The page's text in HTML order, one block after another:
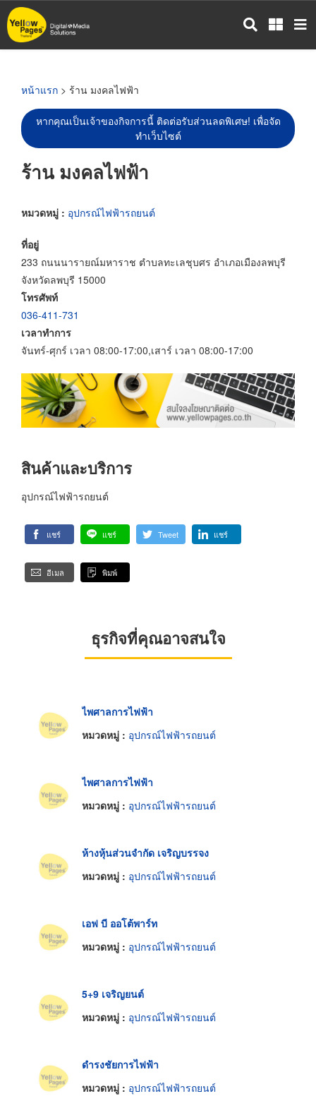
ข้าม
ไป
หน้าแรก > ร้าน มงคลไฟฟ้า
หากคุณเป็นเจ้าของกิจการนี้ ติดต่อรับส่วนลดพิเศษ! เพื่อจัด
ทำเว็บไซต์
ร้าน มงคลไฟฟ้า
หมวดหมู่ : อุปกรณ์ไฟฟ้ารถยนต์
ที่อยู่
233 ถนนนารายณ์มหาราช ตำบลทะเลชุบศร อำเภอเมืองลพบุรี
จังหวัดลพบุรี 15000
โทรศัพท์
036-411-731
เวลาทำการ
จันทร์-ศุกร์ เวลา 08:00-17:00,เสาร์ เวลา 08:00-17:00
สินค้าและบริการ
อุปกรณ์ไฟฟ้ารถยนต์
แชร์ แชร์ Tweet แชร์
อีเมล พิมพ์
ธุรกิจที่คุณอาจสนใจ
ไพศาลการไฟฟ้า
หมวดหมู่ : อุปกรณ์ไฟฟ้ารถยนต์
ไพศาลการไฟฟ้า
หมวดหมู่ : อุปกรณ์ไฟฟ้ารถยนต์
ห้างหุ้นส่วนจำกัด เจริญบรรจง
หมวดหมู่ : อุปกรณ์ไฟฟ้ารถยนต์
เอฟ บี ออโต้พาร์ท
หมวดหมู่ : อุปกรณ์ไฟฟ้ารถยนต์
5+9 เจริญยนต์
หมวดหมู่ : อุปกรณ์ไฟฟ้ารถยนต์
ดำรงชัยการไฟฟ้า
หมวดหมู่ : อุปกรณ์ไฟฟ้ารถยนต์